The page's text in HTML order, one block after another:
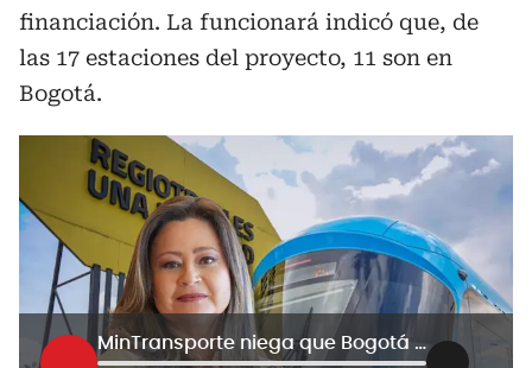
financiación. La funcionará indicó que, de
las 17 estaciones del proyecto, 11 son en
Bogotá.
MinTransporte niega que Bogotá haya quedado por fuera del Regiotram: “Es clave en el proyecto”